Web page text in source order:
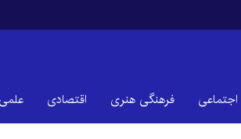
اجتماعی فرهنگی هنری اقتصادی علمی